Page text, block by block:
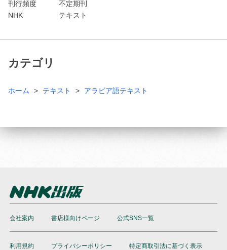
刊行頻度
不定期刊
NHK
テキスト
カテゴリ
ホーム テキスト アラビア語テキスト
会社案内 書店様向けページ 公式SNS一覧
利用規約 プライバシーポリシー 特定商取引法に基づく表示